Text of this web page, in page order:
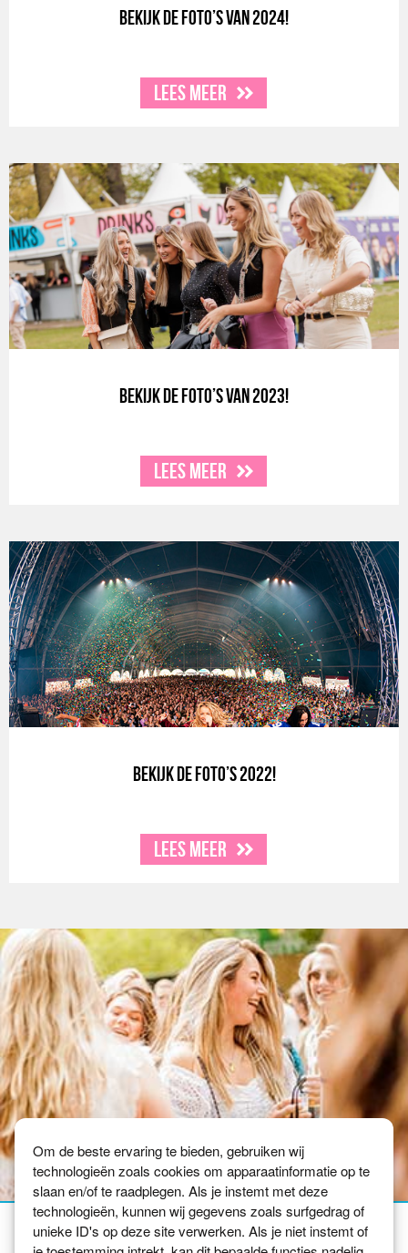
Om de beste ervaring te bieden, gebruiken wij
technologieën zoals cookies om apparaatinformatie op te
slaan en/of te raadplegen. Als je instemt met deze
technologieën, kunnen wij gegevens zoals surfgedrag of
unieke ID's op deze site verwerken. Als je niet instemt of
Bekijk de foto’s van 2024!
Lees meer
Bekijk de foto’s van 2023!
Lees meer
Bekijk de foto’s 2022!
Lees meer